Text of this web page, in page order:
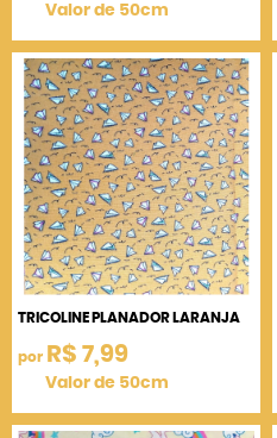
Valor de 50cm
TRICOLINE PLANADOR LARANJA
por R$ 7,99
Valor de 50cm